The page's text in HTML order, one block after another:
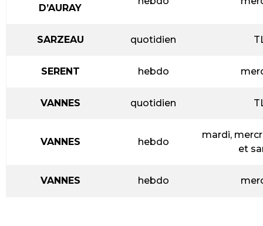
D’AURAY
SARZEAU quotidien
SERENT hebdo
VANNES quotidien
VANNES hebdo
mardi,
et
VANNES hebdo